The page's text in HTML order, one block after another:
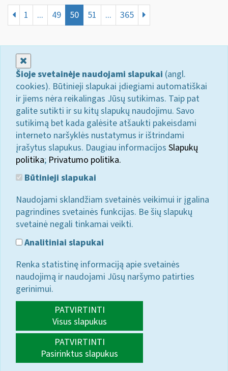
1 ... 49 50 51 ... 365
Šioje svetainėje naudojami slapukai (angl.
cookies). Būtinieji slapukai įdiegiami automatiškai
ir jiems nėra reikalingas Jūsų sutikimas. Taip pat
galite sutikti ir su kitų slapukų naudojimu. Savo
sutikimą bet kada galėsite atšaukti pakeisdami
interneto naršyklės nustatymus ir ištrindami
įrašytus slapukus. Daugiau informacijos Slapukų
politika; Privatumo politika.
Būtinieji slapukai
Naudojami sklandžiam svetainės veikimui ir įgalina
pagrindines svetainės funkcijas. Be šių slapukų
svetainė negali tinkamai veikti.
Analitiniai slapukai
Renka statistinę informaciją apie svetainės
naudojimą ir naudojami Jūsų naršymo patirties
gerinimui.
PATVIRTINTI
Visus slapukus
PATVIRTINTI
Pasirinktus slapukus